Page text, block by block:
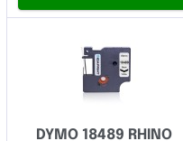
DYMO 18489 RHINO